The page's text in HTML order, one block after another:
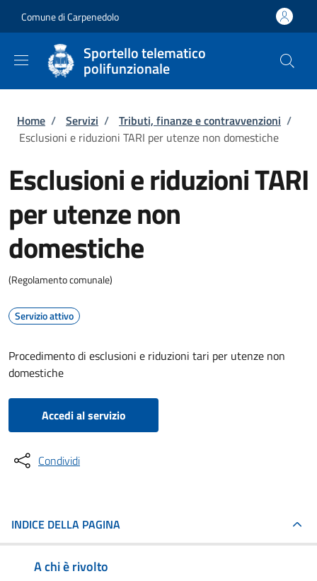
Comune di Carpenedolo
Sportello telematico
polifunzionale
Briciole di pane
Home / Servizi / Tributi, finanze e contravvenzioni /
Esclusioni e riduzioni TARI per utenze non domestiche
Esclusioni e riduzioni TARI
per utenze non
domestiche
(Regolamento comunale)
Servizio attivo
Procedimento di esclusioni e riduzioni tari per utenze non
domestiche
Accedi al servizio
Condividi
INDICE DELLA PAGINA
A chi è rivolto